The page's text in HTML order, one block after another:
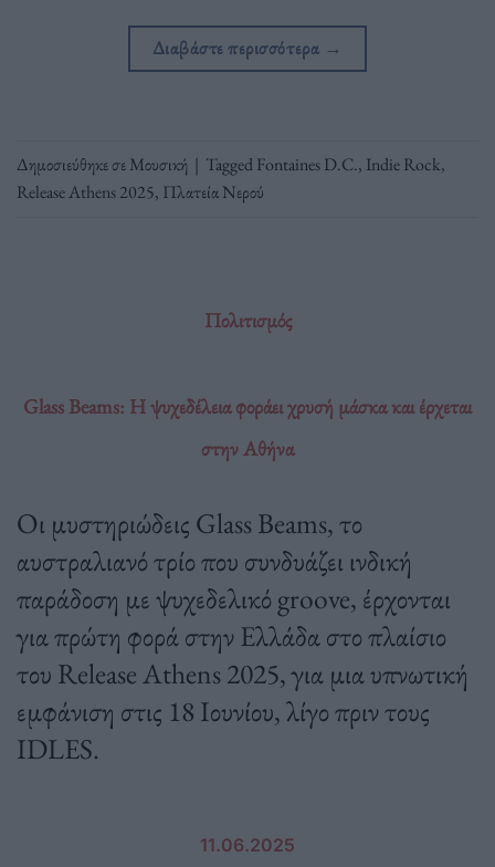
Διαβάστε περισσότερα →
Δημοσιεύθηκε σεΜουσική | TaggedFontaines D.C., Indie Rock,
Release Athens 2025, Πλατεία Νερού
Πολιτισμός
Glass Beams: Η ψυχεδέλεια φοράει χρυσή μάσκα και έρχεται
στην Αθήνα
Οι μυστηριώδεις Glass Beams, το
αυστραλιανό τρίο που συνδυάζει ινδική
παράδοση με ψυχεδελικό groove, έρχονται
για πρώτη φορά στην Ελλάδα στο πλαίσιο
του Release Athens 2025, για μια υπνωτική
εμφάνιση στις 18 Ιουνίου, λίγο πριν τους
IDLES.
11.06.2025